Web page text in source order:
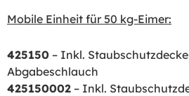
Mobile Einheit für 50 kg-Eimer:
425150 – Inkl.
Abgabeschlauch
425150002 – Inkl.